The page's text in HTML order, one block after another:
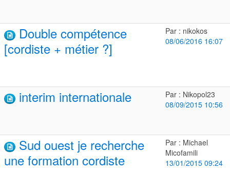
Double compétence
[cordiste + métier ?]
Par : nikokos
08/06/2016 16:07
interim internationale
Par : Nikopol23
08/09/2015 10:56
Sud ouest je recherche
une formation cordiste
Par : Michael
Micofamili
13/01/2015 09:24